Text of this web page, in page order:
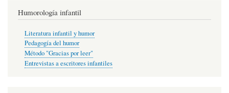
Humorología infantil
Literatura infantil y humor
Pedagogía del humor
Método "Gracias por leer"
Entrevistas a escritores infantiles